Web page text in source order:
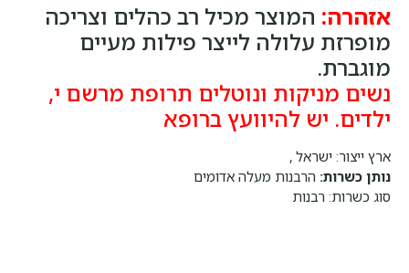
אזהרה: המוצר מכיל רב כהלים וצריכה
מופרזת עלולה לייצר פילות מעיים
מוגברת.
נשים מניקות ונוטלים תרופת מרשם י,
ילדים. יש להיוועץ ברופא
ארץ ייצור: ישראל ,
נותן כשרות: הרבנות מעלה אדומים
סוג כשרות: רבנות